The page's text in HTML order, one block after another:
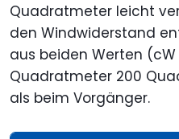
Quadratmeter leicht
den Windwiderstand
aus beiden Werten
Quadratmeter 200
als beim Vorgänger.